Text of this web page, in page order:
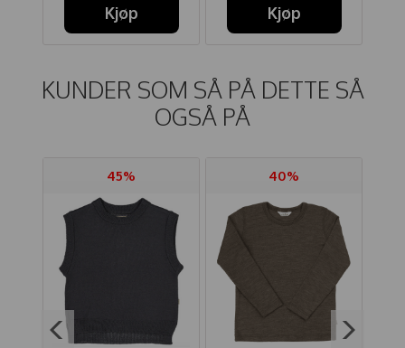
Kjøp
Kjøp
KUNDER SOM SÅ PÅ DETTE SÅ
OGSÅ PÅ
45% 40%